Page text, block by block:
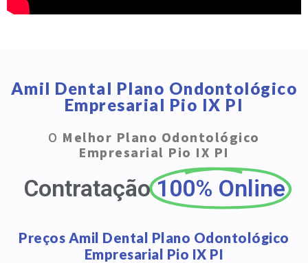
Amil Dental Plano Ondontológico
Empresarial Pio IX PI
O Melhor Plano Odontológico
Empresarial Pio IX PI
Contratação 100% Online
Preços Amil Dental Plano Odontológico
Empresarial Pio IX PI